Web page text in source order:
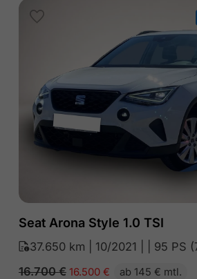
Seat Arona Style 1.0 TSI
37.650 km | 10/2021 | | 95 PS
16.700€16.500 € ab 145 € mtl.